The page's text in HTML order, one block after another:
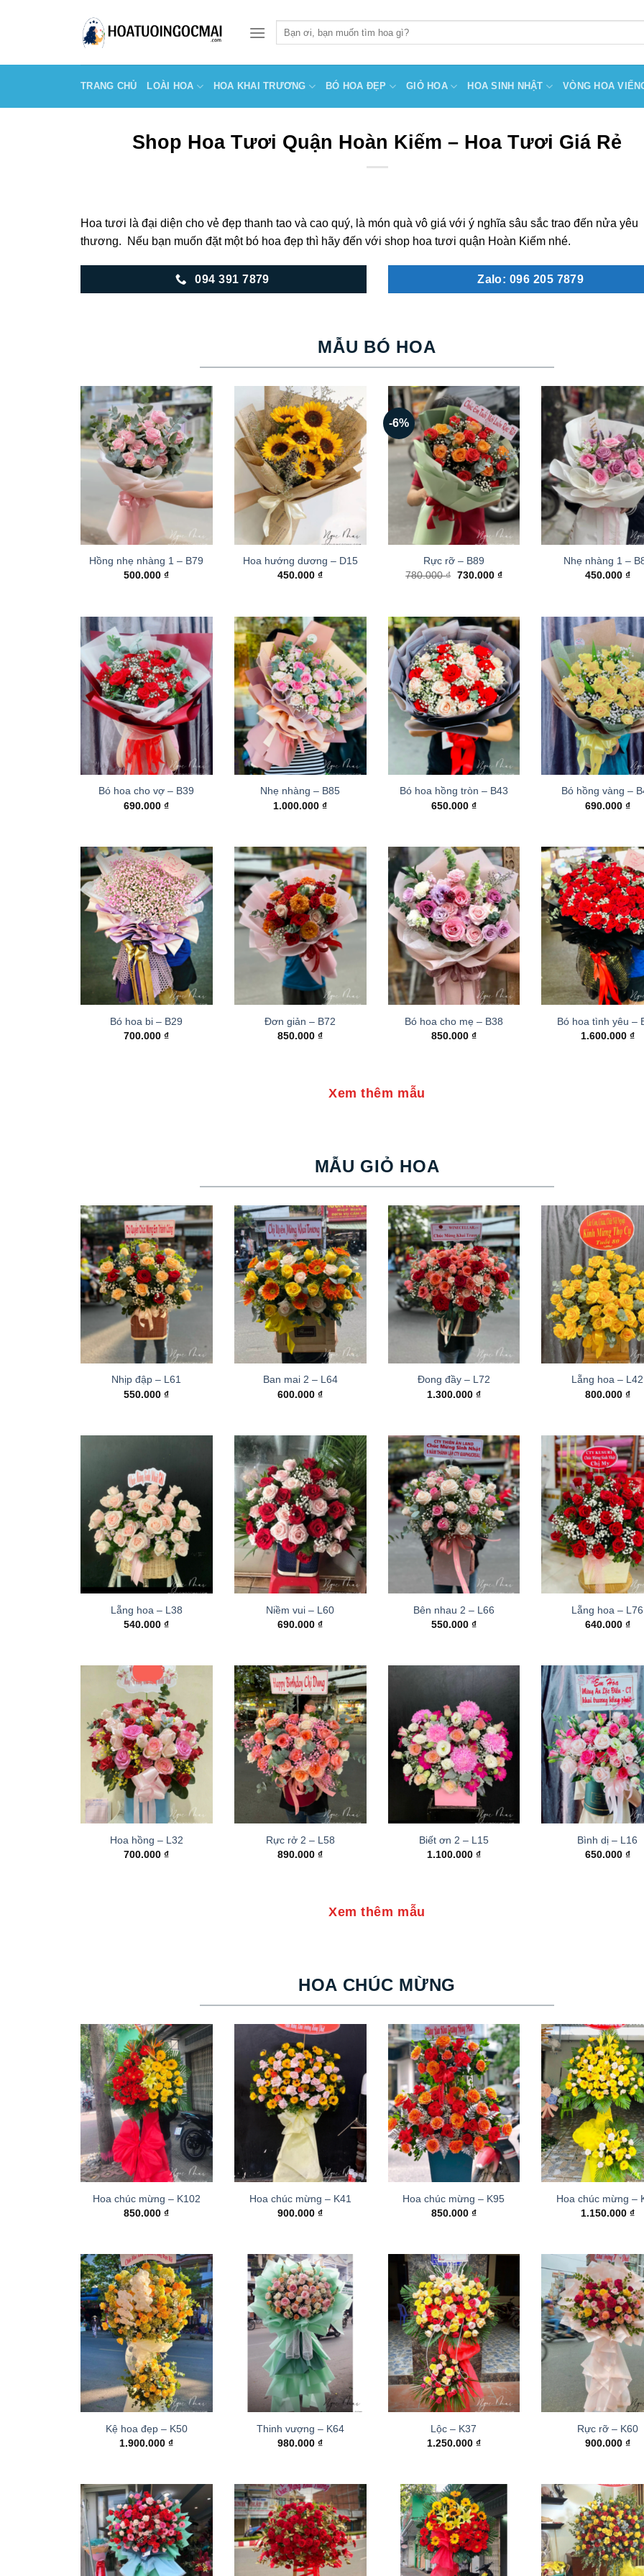
kiếm:
TRANG CHỦ LOÀI HOA HOA KHAI TRƯƠNG BÓ HOA ĐẸP GIỎ HOA HOA SINH NHẬT VÒNG HOA
Shop Hoa Tươi Quận Hoàn Kiếm – Hoa Tươi Giá Rẻ
Hoa tươi là đại diện cho vẻ đẹp thanh tao và cao quý, là món quà vô giá với ý nghĩa sâu sắc trao đến nửa yêu
thương. Nếu bạn muốn đặt một bó hoa đẹp thì hãy đến với shop hoa tươi quận Hoàn Kiếm nhé.
094 391 7879 Zalo: 096 205 7879
MẪU BÓ HOA
Hồng nhẹ nhàng 1 – B79
500.000₫
Hoa hướng dương – D15
450.000₫
-6%
Rực rỡ – B89
780.000₫ Giá
730.000 ₫Giá
730.000 ₫.
Nhẹ nhàng 1 –
450.000 ₫
Bó hoa cho vợ – B39
690.000₫
Nhẹ nhàng – B85
1.000.000₫
Bó hoa hồng tròn – B43
650.000 ₫
Bó hồng vàng –
690.000 ₫
Bó hoa bi – B29
700.000₫
Đơn giản – B72
850.000₫
Bó hoa cho mẹ – B38
850.000 ₫
Bó hoa tình yêu –
1.600.000 ₫
Xem thêm mẫu
MẪU GIỎ HOA
Nhịp đập – L61
550.000₫
Ban mai 2 – L64
600.000₫
Đong đầy – L72
1.300.000 ₫
Lẵng hoa – L42
800.000 ₫
Lẵng hoa – L38
540.000₫
Niềm vui – L60
690.000₫
Bên nhau 2 – L66
550.000 ₫
Lẵng hoa – L76
640.000 ₫
Hoa hồng – L32
700.000₫
Rực rở 2 – L58
890.000₫
Biết ơn 2 – L15
1.100.000 ₫
Bình dị – L16
650.000 ₫
Xem thêm mẫu
HOA CHÚC MỪNG
Hoa chúc mừng – K102
850.000₫
Hoa chúc mừng – K41
900.000₫
Hoa chúc mừng – K95
850.000 ₫
Hoa chúc mừng –
1.150.000 ₫
Kệ hoa đẹp – K50
1.900.000₫
Thinh vượng – K64
980.000₫
Lộc – K37
1.250.000 ₫
Rực rỡ – K60
900.000 ₫